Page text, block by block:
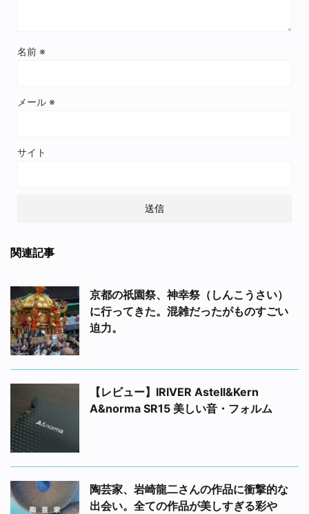
名前 ※
メール ※
サイト
関連記事
京都の祇園祭、神幸祭（しんこうさい）
に行ってきた。混雑だったがものすごい
迫力。
【レビュー】IRIVER Astell&Kern
A&norma SR15 美しい音・フォルム
陶芸家、岩崎龍二さんの作品に衝撃的な
出会い。全ての作品が美しすぎる彩や